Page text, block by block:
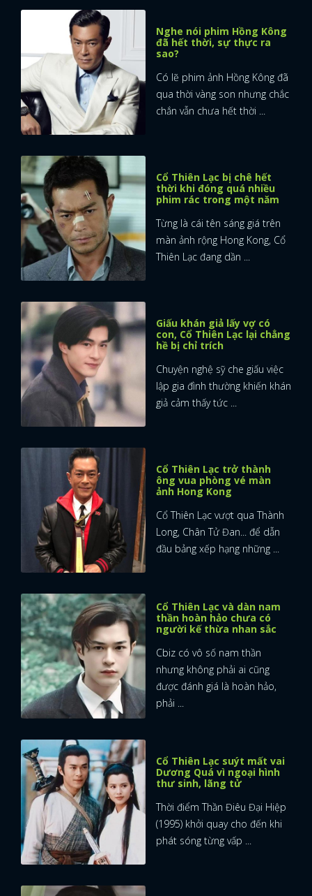
Nghe nói phim Hồng Kông
đã hết thời, sự thực ra
sao?
Có lẽ phim ảnh Hồng Kông đã
qua thời vàng son nhưng chắc
chắn vẫn chưa hết thời ...
Cổ Thiên Lạc bị chê hết
thời khi đóng quá nhiều
phim rác trong một năm
Từng là cái tên sáng giá trên
màn ảnh rộng Hong Kong, Cổ
Thiên Lạc đang dần ...
Giấu khán giả lấy vợ có
con, Cổ Thiên Lạc lại chẳng
hề bị chỉ trích
Chuyện nghệ sỹ che giấu việc
lập gia đình thường khiến khán
giả cảm thấy tức ...
Cổ Thiên Lạc trở thành
ông vua phòng vé màn
ảnh Hong Kong
Cổ Thiên Lạc vượt qua Thành
Long, Chân Tử Đan... để dẫn
đầu bảng xếp hạng những ...
Cổ Thiên Lạc và dàn nam
thần hoàn hảo chưa có
người kế thừa nhan sắc
Cbiz có vô số nam thần
nhưng không phải ai cũng
được đánh giá là hoàn hảo,
phải ...
Cổ Thiên Lạc suýt mất vai
Dương Quá vì ngoại hình
thư sinh, lãng tử
Thời điểm Thần Điêu Đại Hiệp
(1995) khởi quay cho đến khi
phát sóng từng vấp ...